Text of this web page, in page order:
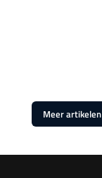
Meer artikelen